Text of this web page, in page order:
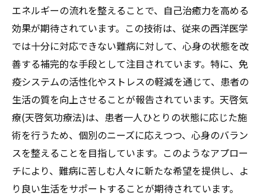
革新的な気功天啓気療(天啓気功療法)技術に
よる自然治癒の促進
天啓気療(天啓気功療法)がもたらす自然治癒
力の活性化
難病治療における自然治癒力の重要性
天啓気療(天啓気功療法)が引き出す身体の潜
在的治癒力
革新的なアプローチで自然治癒力を引き出
す
難病治療における天啓気療院(天啓気功治療院)
エネルギーの流れを整えることで、自己治癒力を高める
効果が期待されています。この技術は、従来の西洋医学
では十分に対応できない難病に対して、心身の状態を改
善する補完的な手段として注目されています。特に、免
疫システムの活性化やストレスの軽減を通じて、患者の
生活の質を向上させることが報告されています。天啓気
療(天啓気功療法)は、患者一人ひとりの状態に応じた施
術を行うため、個別のニーズに応えつつ、心身のバラン
スを整えることを目指しています。このようなアプロー
チにより、難病に苦しむ人々に新たな希望を提供し、よ
り良い生活をサポートすることが期待されています。